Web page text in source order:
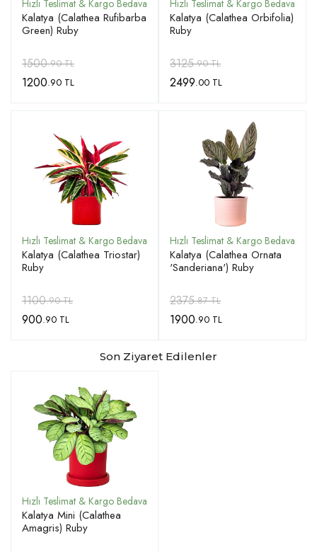
Kalatya (Calathea Rufibarba
Green) Ruby
1500.90 TL
1200.90 TL
Kalatya (Calathea Orbifolia)
Ruby
3125.90 TL
2499.00 TL
Kalatya (Calathea Triostar)
Ruby
1100.90 TL
900.90 TL
Kalatya (Calathea Ornata
'Sanderiana') Ruby
2375.87 TL
1900.90 TL
Son Ziyaret Edilenler
Kalatya Mini (Calathea
Amagris) Ruby